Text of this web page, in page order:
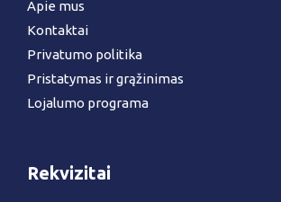
Apie mus
Kontaktai
Privatumo politika
Pristatymas ir grąžinimas
Lojalumo programa
Rekvizitai